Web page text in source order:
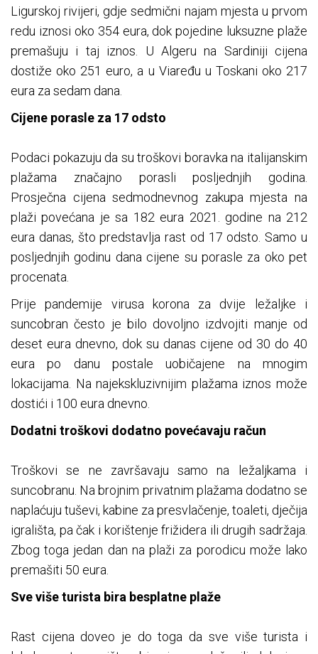
Ligurskoj rivijeri, gdje sedmični najam mjesta u prvom
redu iznosi oko 354 eura, dok pojedine luksuzne plaže
premašuju i taj iznos. U Algeru na Sardiniji cijena
dostiže oko 251 euro, a u Viaređu u Toskani oko 217
eura za sedam dana.
Cijene porasle za 17 odsto
Podaci pokazuju da su troškovi boravka na italijanskim
plažama značajno porasli posljednjih godina.
Prosječna cijena sedmodnevnog zakupa mjesta na
plaži povećana je sa 182 eura 2021. godine na 212
eura danas, što predstavlja rast od 17 odsto. Samo u
posljednjih godinu dana cijene su porasle za oko pet
procenata.
Prije pandemije virusa korona za dvije ležaljke i
suncobran često je bilo dovoljno izdvojiti manje od
deset eura dnevno, dok su danas cijene od 30 do 40
eura po danu postale uobičajene na mnogim
lokacijama. Na najekskluzivnijim plažama iznos može
dostići i 100 eura dnevno.
Dodatni troškovi dodatno povećavaju račun
Troškovi se ne završavaju samo na ležaljkama i
suncobranu. Na brojnim privatnim plažama dodatno se
naplaćuju tuševi, kabine za presvlačenje, toaleti, dječija
igrališta, pa čak i korištenje frižidera ili drugih sadržaja.
Zbog toga jedan dan na plaži za porodicu može lako
premašiti 50 eura.
Sve više turista bira besplatne plaže
Rast cijena doveo je do toga da sve više turista i